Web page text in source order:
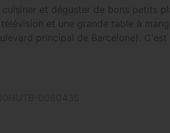
et déguster de bons petits
et une grande table à
principal de Barcelone). C'est
d'une grande terrasse privée